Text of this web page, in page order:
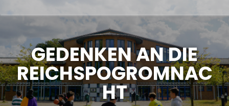
GEDENKEN AN DIE
REICHSPOGROMNAC
HT